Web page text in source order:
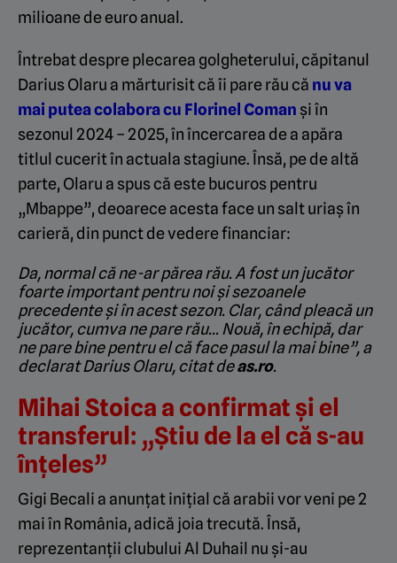
milioane de euro anual.
Întrebat despre plecarea golgheterului, căpitanul
Darius Olaru a mărturisit că îi pare rău că nu va
mai putea colabora cu Florinel Coman și în
sezonul 2024 – 2025, în încercarea de a apăra
titlul cucerit în actuala stagiune. Însă, pe de altă
parte, Olaru a spus că este bucuros pentru
„Mbappe”, deoarece acesta face un salt uriaș în
carieră, din punct de vedere financiar:
Da, normal că ne-ar părea rău. A fost un jucător
foarte important pentru noi şi sezoanele
precedente şi în acest sezon. Clar, când pleacă un
jucător, cumva ne pare rău… Nouă, în echipă, dar
ne pare bine pentru el că face pasul la mai bine”, a
declarat Darius Olaru, citat deas.ro.
Mihai Stoica a confirmat și el
transferul: „Știu de la el că s-au
înțeles”
Gigi Becali a anunțat inițial că arabii vor veni pe 2
mai în România, adică joia trecută. Însă,
reprezentanții clubului Al Duhail nu și-au